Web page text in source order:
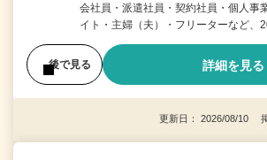
会社員・派遣社員・契約社員・個人事
イト・主婦（夫）・フリーターなど、
後で見る 詳細を見る
更新日： 2026/08/10